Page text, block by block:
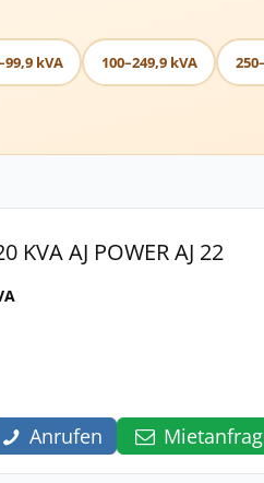
kVA 100–249,9 kVA
KVA AJ POWER AJ 22
Anrufen